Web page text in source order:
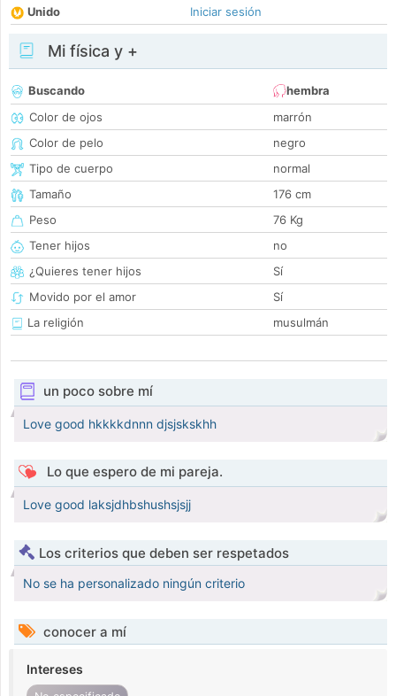
Unido
Iniciar sesión
Mi física y +
Buscando
hembra
Color de ojos
marrón
Color de pelo
negro
Tipo de cuerpo
normal
Tamaño
176 cm
Peso
76 Kg
Tener hijos
no
¿Quieres tener hijos
Sí
Movido por el amor
Sí
La religión
musulmán
un poco sobre mí
Love good hkkkkdnnn djsjskskhh
Lo que espero de mi pareja.
Love good laksjdhbshushsjsjj
Los criterios que deben ser respetados
No se ha personalizado ningún criterio
conocer a mí
Intereses